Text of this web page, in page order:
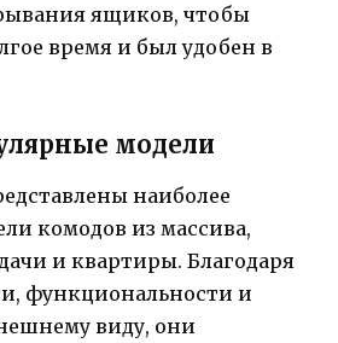
ящиков, чтобы
время и был удобен в
модели
наиболее
комодов из массива,
и квартиры. Благодаря
функциональности и
виду, они